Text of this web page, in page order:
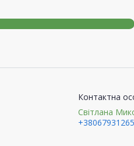
Контактна
Світлана